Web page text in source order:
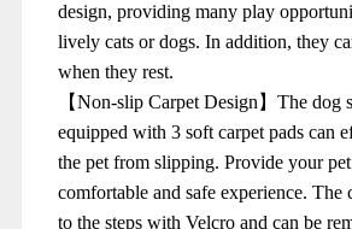
design, providing many play
lively cats or dogs. In addition, they
when they rest.
【Non-slip Carpet Design】The dog
equipped with 3 soft carpet pads can
the pet from slipping. Provide your
comfortable and safe experience. The
to the steps with Velcro and can be